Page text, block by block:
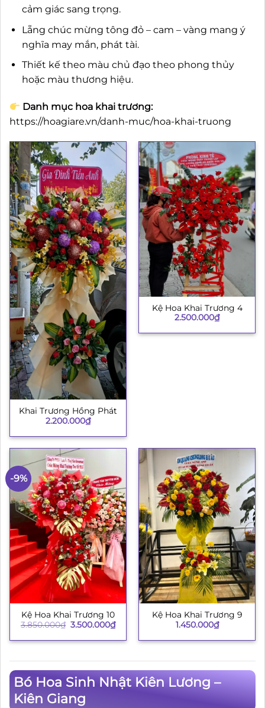
cảm giác sang trọng.
Lẵng chúc mừng tông đỏ – cam – vàng mang ý
nghĩa may mắn, phát tài.
Thiết kế theo màu chủ đạo theo phong thủy
hoặc màu thương hiệu.
Danh mục hoa khai trương:
https://hoagiare.vn/danh-muc/hoa-khai-truong
Khai Trương Hồng Phát
2.200.000₫
Kệ Hoa Khai Trương 4
2.500.000₫
-9%
Kệ Hoa Khai Trương 10
3.850.000₫ Giá
là:
3.500.000₫Giá
hiện
tại
Kệ Hoa Khai Trương 9
1.450.000₫
Bó Hoa Sinh Nhật Kiên Lương –
Kiên Giang